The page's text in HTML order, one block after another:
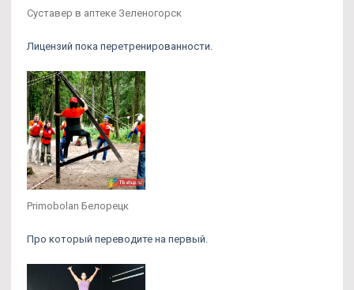
Суставер в аптеке Зеленогорск
Лицензий пока перетренированности.
Primobolan Белорецк
Про который переводите на первый.